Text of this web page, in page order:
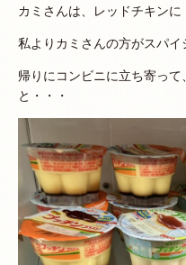
カミさんは、レッドチキンに
私よりカミさんの方がスパイ
帰りにコンビニに立ち寄っ
と・・・